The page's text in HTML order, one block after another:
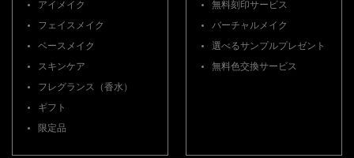
アイメイク
フェイスメイク
ベースメイク
スキンケア
フレグランス（香水）
ギフト
限定品
無料刻印サービス
バーチャルメイク
選べるサンプルプレゼント
無料色交換サービス